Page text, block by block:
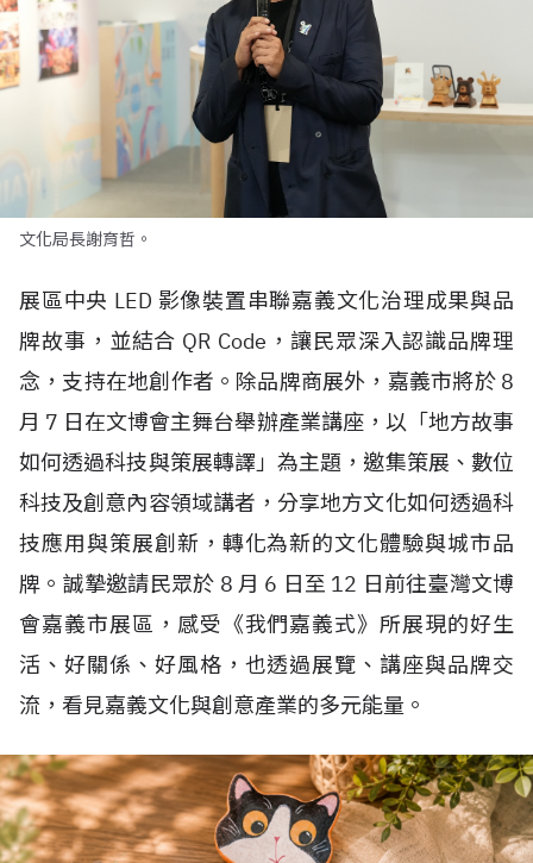
文化局長謝育哲。
展區中央 LED 影像裝置串聯嘉義文化治理成果與品
牌故事，並結合 QR Code ，讓民眾深入認識品牌理
念，支持在地創作者。除品牌商展外，嘉義市將於 8
月 7 日在文博會主舞台舉辦產業講座，以「地方故事
如何透過科技與策展轉譯」為主題，邀集策展、數位
科技及創意內容領域講者，分享地方文化如何透過科
技應用與策展創新，轉化為新的文化體驗與城市品
牌。誠摯邀請民眾於 8 月 6 日至 12 日前往臺灣文博
會嘉義市展區，感受《我們嘉義式》所展現的好生
活、好關係、好風格，也透過展覽、講座與品牌交
流，看見嘉義文化與創意產業的多元能量。